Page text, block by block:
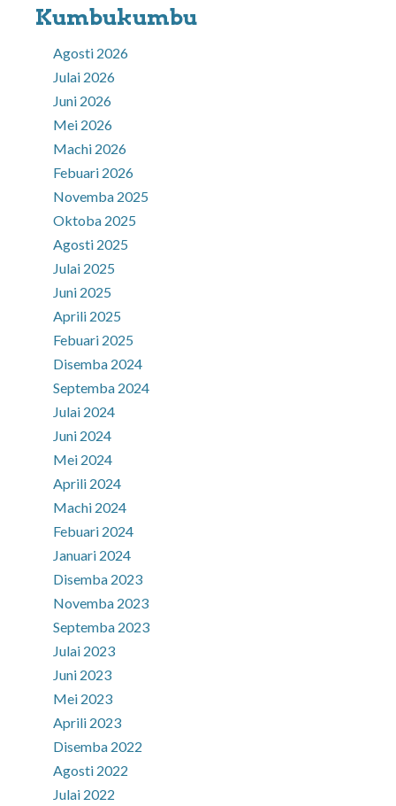
Kumbukumbu
Agosti 2026
Julai 2026
Juni 2026
Mei 2026
Machi 2026
Febuari 2026
Novemba 2025
Oktoba 2025
Agosti 2025
Julai 2025
Juni 2025
Aprili 2025
Febuari 2025
Disemba 2024
Septemba 2024
Julai 2024
Juni 2024
Mei 2024
Aprili 2024
Machi 2024
Febuari 2024
Januari 2024
Disemba 2023
Novemba 2023
Septemba 2023
Julai 2023
Juni 2023
Mei 2023
Aprili 2023
Disemba 2022
Agosti 2022
Julai 2022